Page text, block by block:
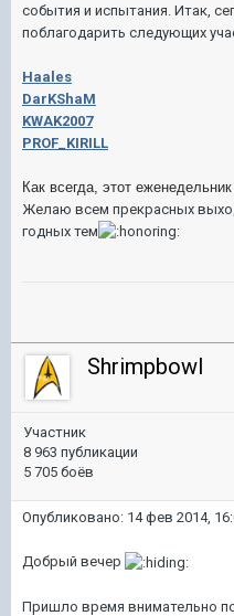
события и испытания. Итак,
поблагодарить следующих
Haales
DarKShaM
KWAK2007
PROF_KIRILL
Как всегда, этот
Желаю всем прекрасных
годных тем
Shrimpbowl
Участник
8 963 публикации
5 705 боёв
Опубликовано: 14 фев 2014,
Добрый вечер
Пришло время внимательно